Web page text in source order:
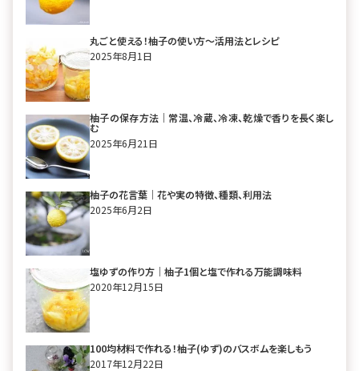
丸ごと使える！柚子の使い方～活用法とレシピ
2025年8月1日
柚子の保存方法｜常温、冷蔵、冷凍、乾燥で香りを長く楽し
む
2025年6月21日
柚子の花言葉｜花や実の特徴、種類、利用法
2025年6月2日
塩ゆずの作り方｜柚子1個と塩で作れる万能調味料
2020年12月15日
100均材料で作れる！柚子(ゆず)のバスボムを楽しもう
2017年12月22日